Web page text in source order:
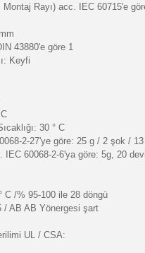
Rayı) acc. IEC 60715'e
43880'e göre 1
Keyfi
30 ° C
2-27'ye göre: 25 g / 2 şok /
IEC 60068-2-6'ya göre: 5g, 20
C /% 95-100 ile 28 döngü
/ AB AB Yönergesi şart
UL / CSA: